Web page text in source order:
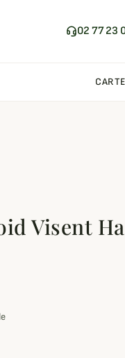
02 77 23
Visent